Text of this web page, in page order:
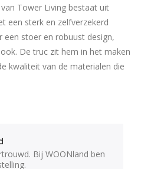
Tower Living bestaat uit
een sterk en zelfverzekerd
stoer en robuust design,
De truc zit hem in het maken
kwaliteit van de materialen die
Bij WOONland ben